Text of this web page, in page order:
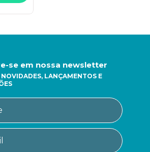
se em nossa newsletter
NOVIDADES, LANÇAMENTOS E